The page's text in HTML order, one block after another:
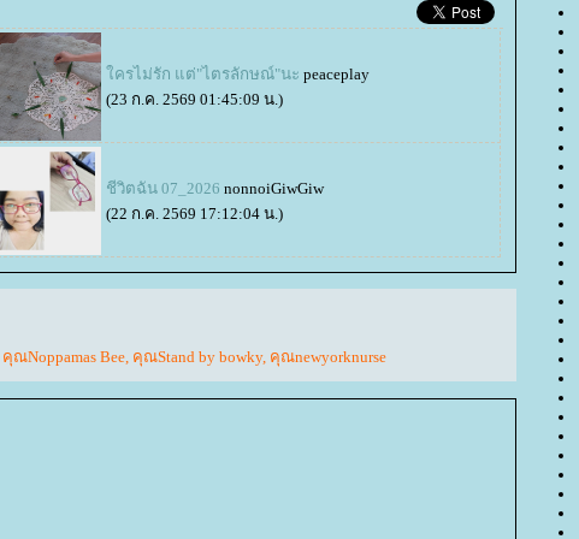
ครไม่รัก แต่"ไตรลักษณ์"นะ peaceplay
(23 ก.ค. 2569 01:45:09 น.)
ชีวิตฉัน 07_2026 nonnoiGiwGiw
(22 ก.ค. 2569 17:12:04 น.)
คุณNoppamas Bee, คุณStand by bowky, คุณnewyorknurse